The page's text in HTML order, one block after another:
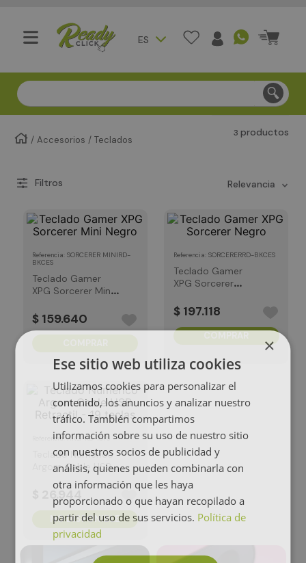
ES
Compra segura - Entregas en Bogotá en menos de 3
Accesorios Teclados
3productos
relevancia
Referencia :SORCERER MINIRD-
BKCES
Teclado Gamer
XPG Sorcerer Mini
$ 159.640
Referencia SORCERERRD-BKCES
Teclado Gamer
XPG Sorcerer
$ 197.118
Referencia :ARG-KB-1076
Teclado Numerico
Argom Cable USB
Retractil - 19 teclas
NO DISPONIBLE
×
Ese sitio web utiliza cookies
Utilizamos cookies para personalizar el
contenido, los anuncios y analizar nuestro
tráfico. También compartimos
información sobre su uso de nuestro sitio
con nuestros socios de publicidad y
análisis, quienes pueden combinarla con
otra información que les haya
proporcionado o que hayan recopilado a
partir del uso de sus servicios. Política de
privacidad